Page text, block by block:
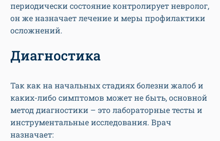
периодически состояние контролирует невролог,
он же назначает лечение и меры профилактики
осложнений.
Диагностика
Так как на начальных стадиях болезни жалоб и
каких-либо симптомов может не быть, основной
метод диагностики – это лабораторные тесты и
инструментальные исследования. Врач
назначает: